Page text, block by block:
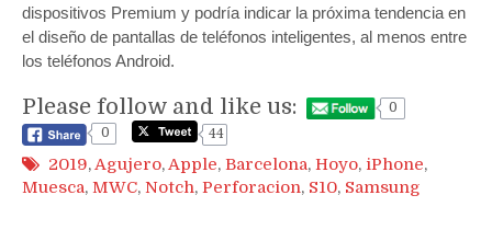
dispositivos Premium y podría indicar la próxima tendencia en
el diseño de pantallas de teléfonos inteligentes, al menos entre
los teléfonos Android.
Please follow and like us:
0
0
44
2019,Agujero,Apple, Barcelona, Hoyo, iPhone,
Muesca, MWC, Notch, Perforacion, S10, Samsung